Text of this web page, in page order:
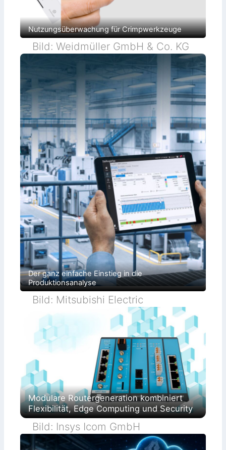
Nutzungsüberwachung für Crimpwerkzeuge
Bild: Weidmüller GmbH & Co. KG
Der ganz einfache Einstieg in die
Produktionsanalyse
Bild: Mitsubishi Electric
Modulare Routergeneration kombiniert
Flexibilität, Edge Computing und Security
Bild: Insys Icom GmbH